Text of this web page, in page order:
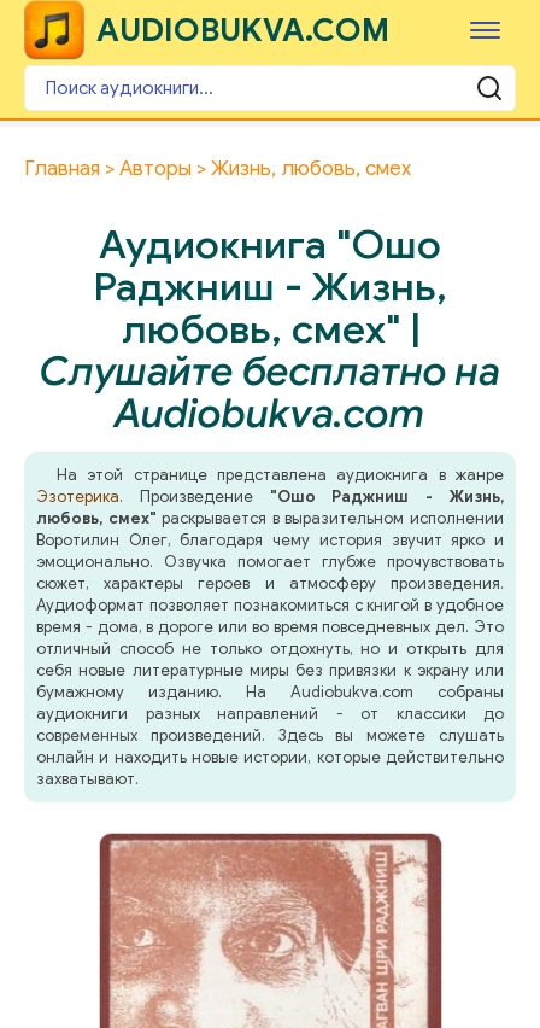
AUDIOBUKVA.COM
Главная Авторы Жизнь, любовь, смех
Аудиокнига "Ошо
Раджниш - Жизнь,
любовь, смех" |
Слушайте бесплатно на
Audiobukva.com
На этой странице представлена аудиокнига в жанре
Эзотерика. Произведение "Ошо Раджниш - Жизнь,
любовь, смех" раскрывается в выразительном исполнении
Воротилин Олег, благодаря чему история звучит ярко и
эмоционально. Озвучка помогает глубже прочувствовать
сюжет, характеры героев и атмосферу произведения.
Аудиоформат позволяет познакомиться с книгой в удобное
время - дома, в дороге или во время повседневных дел. Это
отличный способ не только отдохнуть, но и открыть для
себя новые литературные миры без привязки к экрану или
бумажному изданию. На Audiobukva.com собраны
аудиокниги разных направлений - от классики до
современных произведений. Здесь вы можете слушать
онлайн и находить новые истории, которые действительно
захватывают.